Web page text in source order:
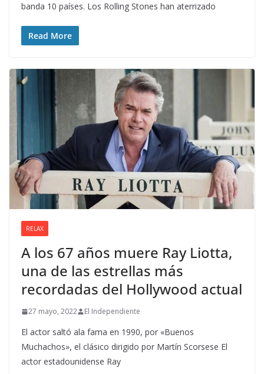
banda 10 países. Los Rolling Stones han aterrizado
Read More
RELAX
A los 67 años muere Ray Liotta,
una de las estrellas más
recordadas del Hollywood actual
27 mayo, 2022 El Independiente
El actor saltó ala fama en 1990, por «Buenos
Muchachos», el clásico dirigido por Martín Scorsese El
actor estadounidense Ray